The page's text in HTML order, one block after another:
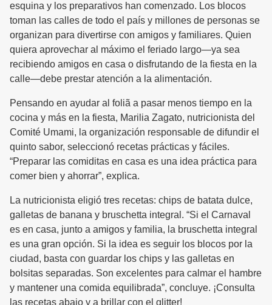
esquina y los preparativos han comenzado. Los blocos
toman las calles de todo el país y millones de personas se
organizan para divertirse con amigos y familiares. Quien
quiera aprovechar al máximo el feriado largo—ya sea
recibiendo amigos en casa o disfrutando de la fiesta en la
calle—debe prestar atención a la alimentación.
Pensando en ayudar al foliã a pasar menos tiempo en la
cocina y más en la fiesta, Marilia Zagato, nutricionista del
Comité Umami, la organización responsable de difundir el
quinto sabor, seleccionó recetas prácticas y fáciles.
“Preparar las comiditas en casa es una idea práctica para
comer bien y ahorrar”, explica.
La nutricionista eligió tres recetas: chips de batata dulce,
galletas de banana y bruschetta integral. “Si el Carnaval
es en casa, junto a amigos y familia, la bruschetta integral
es una gran opción. Si la idea es seguir los blocos por la
ciudad, basta con guardar los chips y las galletas en
bolsitas separadas. Son excelentes para calmar el hambre
y mantener una comida equilibrada”, concluye. ¡Consulta
las recetas abajo y a brillar con el glitter!